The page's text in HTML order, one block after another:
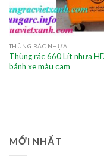
THÙNG RÁC NHỰA
Thùng rác 660 Lít nhựa
bánh xe màu cam
MỚI NHẤT